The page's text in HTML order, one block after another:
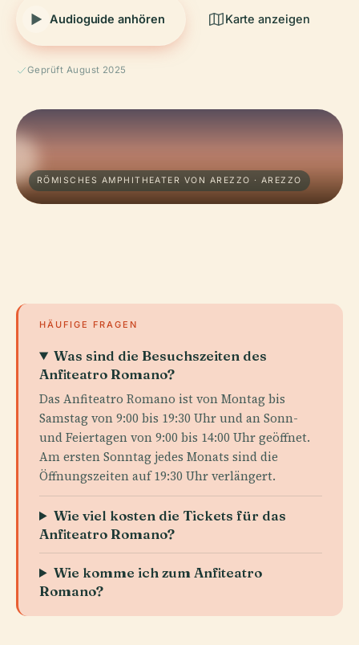
Audioguide anhören Karte anzeigen
Geprüft August 2025
RÖMISCHES AMPHITHEATER VON AREZZO · AREZZO
HÄUFIGE FRAGEN
Was sind die Besuchszeiten des
Anfiteatro Romano?
Das Anfiteatro Romano ist von Montag bis
Samstag von 9:00 bis 19:30 Uhr und an Sonn-
und Feiertagen von 9:00 bis 14:00 Uhr geöffnet.
Am ersten Sonntag jedes Monats sind die
Öffnungszeiten auf 19:30 Uhr verlängert.
Wie viel kosten die Tickets für das
Anfiteatro Romano?
Wie komme ich zum Anfiteatro
Romano?